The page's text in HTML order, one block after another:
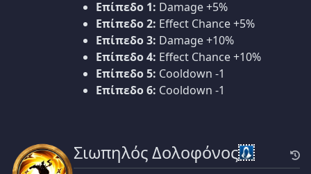
Επίπεδο 1: Damage +5%
Επίπεδο 2: Effect Chance +5%
Επίπεδο 3: Damage +10%
Επίπεδο 4: Effect Chance +10%
Επίπεδο 5: Cooldown -1
Επίπεδο 6: Cooldown -1
Σιωπηλός Δολοφόνος